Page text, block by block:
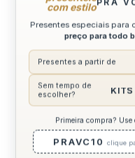
7 dias
Via WhatsApp
DESCRIÇÃO
com estiloPRA
Presentes especiais para
preço para todo
Presentes a partir de
Sem tempo de
escolher?
KITS
Primeira compra? Use
PRAVC10 clique